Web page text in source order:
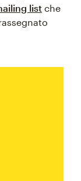
list che